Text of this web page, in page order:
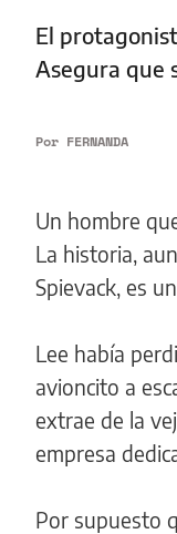
El
Asegura que
Por FERNANDA
Un hombre
La historia,
Spievack, es
Lee había
avioncito a
extrae de la
empresa
Por supuesto